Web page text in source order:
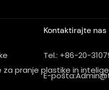
pranje plastike in
Kontaktirajte nas
Tel.: +86-20-
E-pošta: